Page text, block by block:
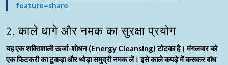
feature=share
2. काले धागे और नमक का सुरक्षा प्रयोग
यह एक शक्तिशाली ऊर्जा-शोधन (Energy Cleansing) टोटका है। मंगलवार को
एक फिटकरी का टुकड़ा और थोड़ा समुद्री नमक लें। इसे काले कपड़े में कसकर बांध